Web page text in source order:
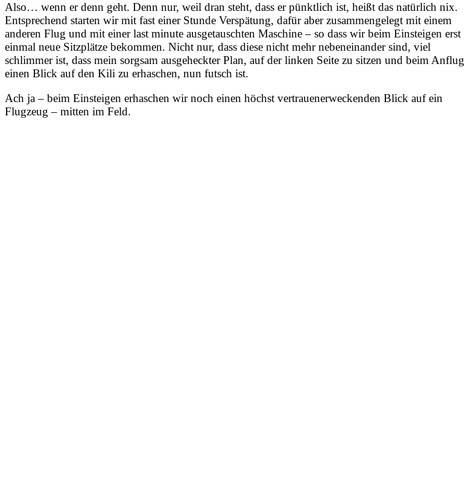
Also… wenn er denn geht. Denn nur, weil dran steht, dass er pünktlich ist, heißt das natürlich nix.
Entsprechend starten wir mit fast einer Stunde Verspätung, dafür aber zusammengelegt mit einem
anderen Flug und mit einer last minute ausgetauschten Maschine – so dass wir beim Einsteigen erst
einmal neue Sitzplätze bekommen. Nicht nur, dass diese nicht mehr nebeneinander sind, viel
schlimmer ist, dass mein sorgsam ausgeheckter Plan, auf der linken Seite zu sitzen und beim Anflug
einen Blick auf den Kili zu erhaschen, nun futsch ist.
Ach ja – beim Einsteigen erhaschen wir noch einen höchst vertrauenerweckenden Blick auf ein
Flugzeug – mitten im Feld.